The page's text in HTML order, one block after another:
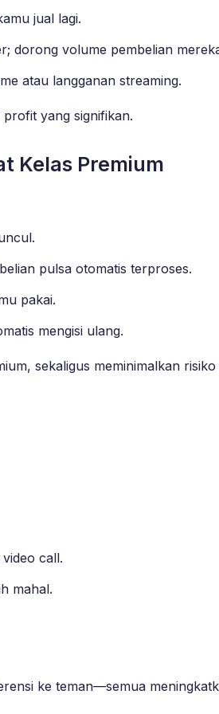
jual lagi.
dorong volume pembelian
atau langganan streaming.
yang signifikan.
Kelas Premium
pulsa otomatis terproses.
pakai.
mengisi ulang.
sekaligus meminimalkan
call.
mahal.
ke teman—semua